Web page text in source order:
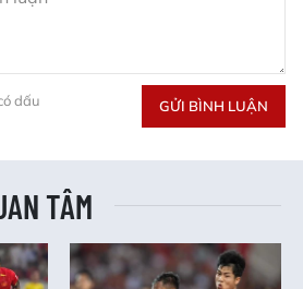
dấu GỬI BÌNH LUẬN
TÂM